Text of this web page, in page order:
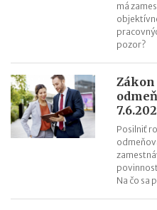
má
pozor?
Posilniť
Na čo sa